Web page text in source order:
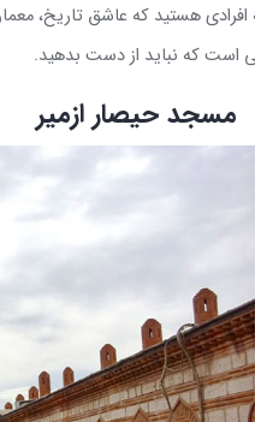
افرادی هستید که عاشق تاریخ،
است که نباید از دست بدهید.
مسجد حیصار ازمیر